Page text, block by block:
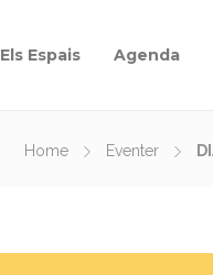
Els Espais Agenda
Home Eventer